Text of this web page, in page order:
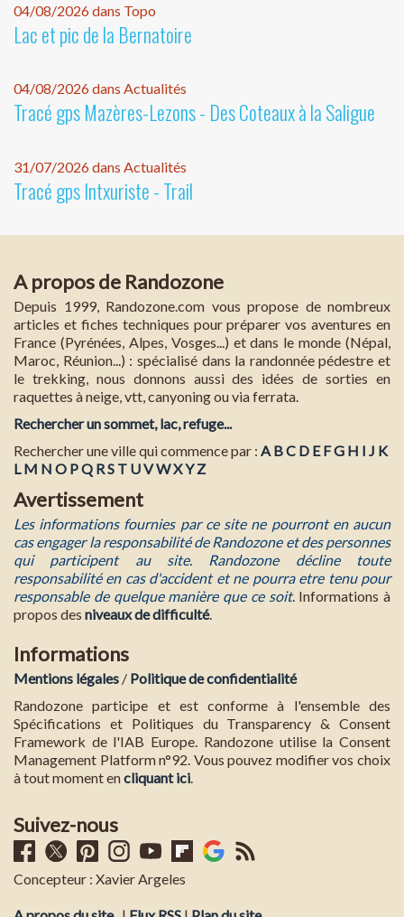
04/08/2026 dans Topo
Lac et pic de la Bernatoire
04/08/2026 dans Actualités
Tracé gps Mazères-Lezons - Des Coteaux à la Saligue
31/07/2026 dans Actualités
Tracé gps Intxuriste - Trail
A propos de Randozone
Depuis 1999, Randozone.com vous propose de nombreux
articles et fiches techniques pour préparer vos aventures en
France (Pyrénées, Alpes, Vosges...) et dans le monde (Népal,
Maroc, Réunion...) : spécialisé dans la randonnée pédestre et
le trekking, nous donnons aussi des idées de sorties en
raquettes à neige, vtt, canyoning ou via ferrata.
Rechercher un sommet, lac, refuge...
Rechercher une ville qui commence par : A BC D E FG H I J K
L M N O PQ RS T UVWXY Z
Avertissement
Les informations fournies par ce site ne pourront en aucun
cas engager la responsabilité de Randozone et des personnes
qui participent au site. Randozone décline toute
responsabilité en cas d'accident et ne pourra etre tenu pour
responsable de quelque manière que ce soit. Informations à
propos des niveaux de difficulté.
Informations
Mentions légales / Politique de confidentialité
Randozone participe et est conforme à l'ensemble des
Spécifications et Politiques du Transparency & Consent
Framework de l'IAB Europe. Randozone utilise la Consent
Management Platform n°92. Vous pouvez modifier vos choix
à tout moment encliquant ici.
Suivez-nous
Concepteur : Xavier Argeles